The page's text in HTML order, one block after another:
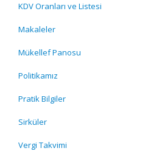
KDV Oranları ve Listesi
Makaleler
Mükellef Panosu
Politikamız
Pratik Bilgiler
Sirküler
Vergi Takvimi